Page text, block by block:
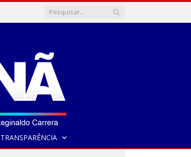
TRANSPARÊNCIA